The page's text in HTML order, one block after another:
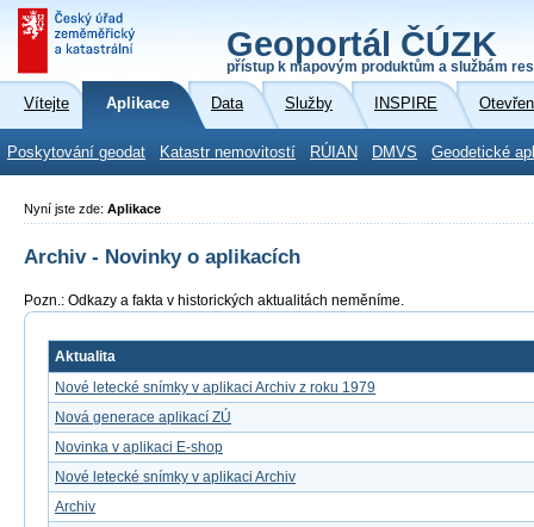
Geoportál ČÚZK
přístup k mapovým produktům a službám
Vítejte Aplikace Data Služby INSPIRE
Poskytování geodat Katastr nemovitostí RÚIAN DMVS Geodetické
Nyní jste zde: Aplikace
Archiv - Novinky o aplikacích
Pozn.: Odkazy a fakta v historických aktualitách neměníme.
Aktualita
Nové letecké snímky v aplikaci Archiv z roku 1979
Nová generace aplikací ZÚ
Novinka v aplikaci E-shop
Nové letecké snímky v aplikaci Archiv
Archiv